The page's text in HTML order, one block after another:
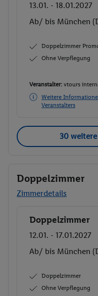
13.01. - 18.01.2027
Ab/ bis München
Doppelzimmer
Ohne Verpflegung
Veranstalter: vtours
Weitere
Veranstalters
30
Doppelzimmer
Zimmerdetails
Buchen
Doppelzimmer
12.01. - 17.01.2027
Ab/ bis München
Doppelzimmer
Ohne Verpflegung